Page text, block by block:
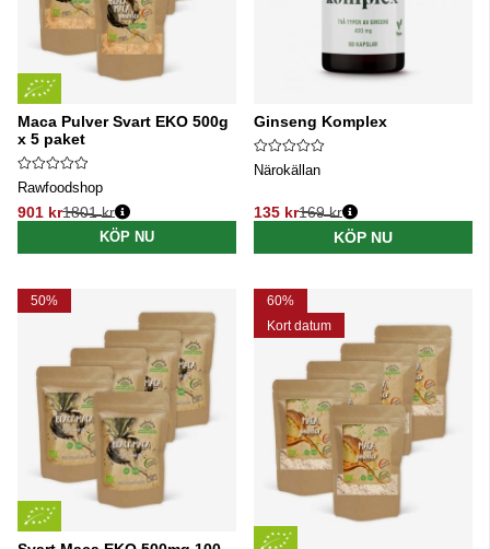
Maca Pulver Svart EKO 500g
x 5 paket
Rawfoodshop
901 kr
Ordinarie pris:
1801 kr
KÖP NU
Ginseng Komplex
Närokällan
135 kr
Ordinarie pris:
169 kr
KÖP NU
50%
60%
Kort datum